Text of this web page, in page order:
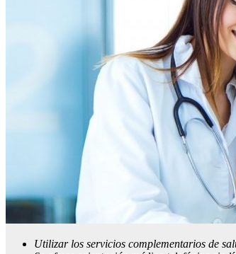
Utilizar los servicios complementarios de